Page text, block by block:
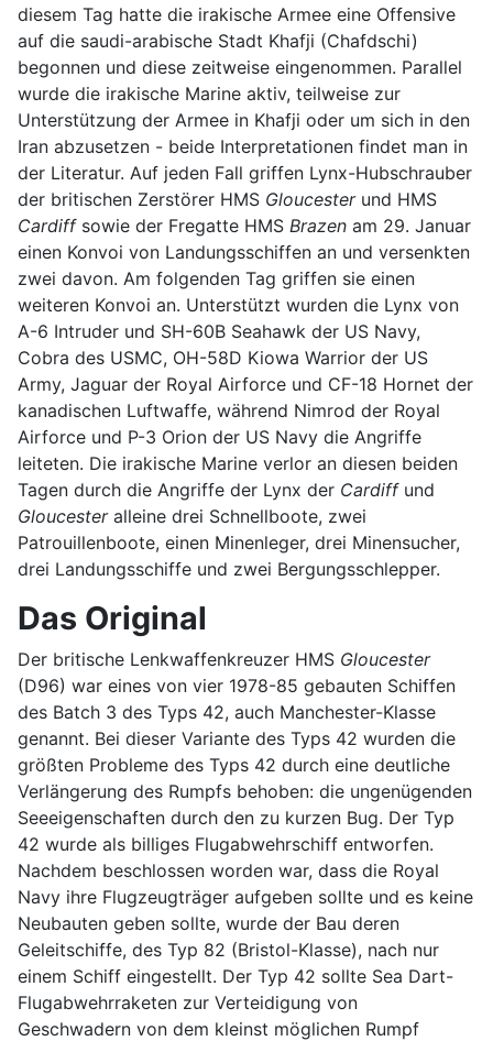
diesem Tag hatte die irakische Armee eine Offensive
auf die saudi-arabische Stadt Khafji (Chafdschi)
begonnen und diese zeitweise eingenommen. Parallel
wurde die irakische Marine aktiv, teilweise zur
Unterstützung der Armee in Khafji oder um sich in den
Iran abzusetzen - beide Interpretationen findet man in
der Literatur. Auf jeden Fall griffen Lynx-Hubschrauber
der britischen Zerstörer HMS Gloucesterund HMS
Cardiffsowie der Fregatte HMS Brazen am 29. Januar
einen Konvoi von Landungsschiffen an und versenkten
zwei davon. Am folgenden Tag griffen sie einen
weiteren Konvoi an. Unterstützt wurden die Lynx von
A-6 Intruder und SH-60B Seahawk der US Navy,
Cobra des USMC, OH-58D Kiowa Warrior der US
Army, Jaguar der Royal Airforce und CF-18 Hornet der
kanadischen Luftwaffe, während Nimrod der Royal
Airforce und P-3 Orion der US Navy die Angriffe
leiteten. Die irakische Marine verlor an diesen beiden
Tagen durch die Angriffe der Lynx der Cardiffund
Gloucesteralleine drei Schnellboote, zwei
Patrouillenboote, einen Minenleger, drei Minensucher,
drei Landungsschiffe und zwei Bergungsschlepper.
Das Original
Der britische Lenkwaffenkreuzer HMS Gloucester
(D96) war eines von vier 1978-85 gebauten Schiffen
des Batch 3 des Typs 42, auch Manchester-Klasse
genannt. Bei dieser Variante des Typs 42 wurden die
größten Probleme des Typs 42 durch eine deutliche
Verlängerung des Rumpfs behoben: die ungenügenden
Seeeigenschaften durch den zu kurzen Bug. Der Typ
42 wurde als billiges Flugabwehrschiff entworfen.
Nachdem beschlossen worden war, dass die Royal
Navy ihre Flugzeugträger aufgeben sollte und es keine
Neubauten geben sollte, wurde der Bau deren
Geleitschiffe, des Typ 82 (Bristol-Klasse), nach nur
einem Schiff eingestellt. Der Typ 42 sollte Sea Dart-
Flugabwehrraketen zur Verteidigung von
Geschwadern von dem kleinst möglichen Rumpf